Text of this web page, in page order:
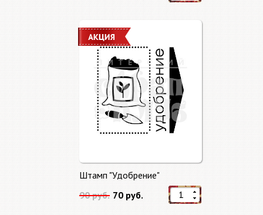
Штамп "Удобрение"
90 руб. 70 руб.